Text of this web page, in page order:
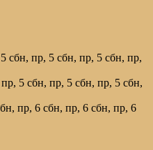
сбн, пр, 5 сбн, пр, 5 сбн, пр,
5 сбн, пр, 5 сбн, пр, 5 сбн,
пр, 6 сбн, пр, 6 сбн, пр, 6